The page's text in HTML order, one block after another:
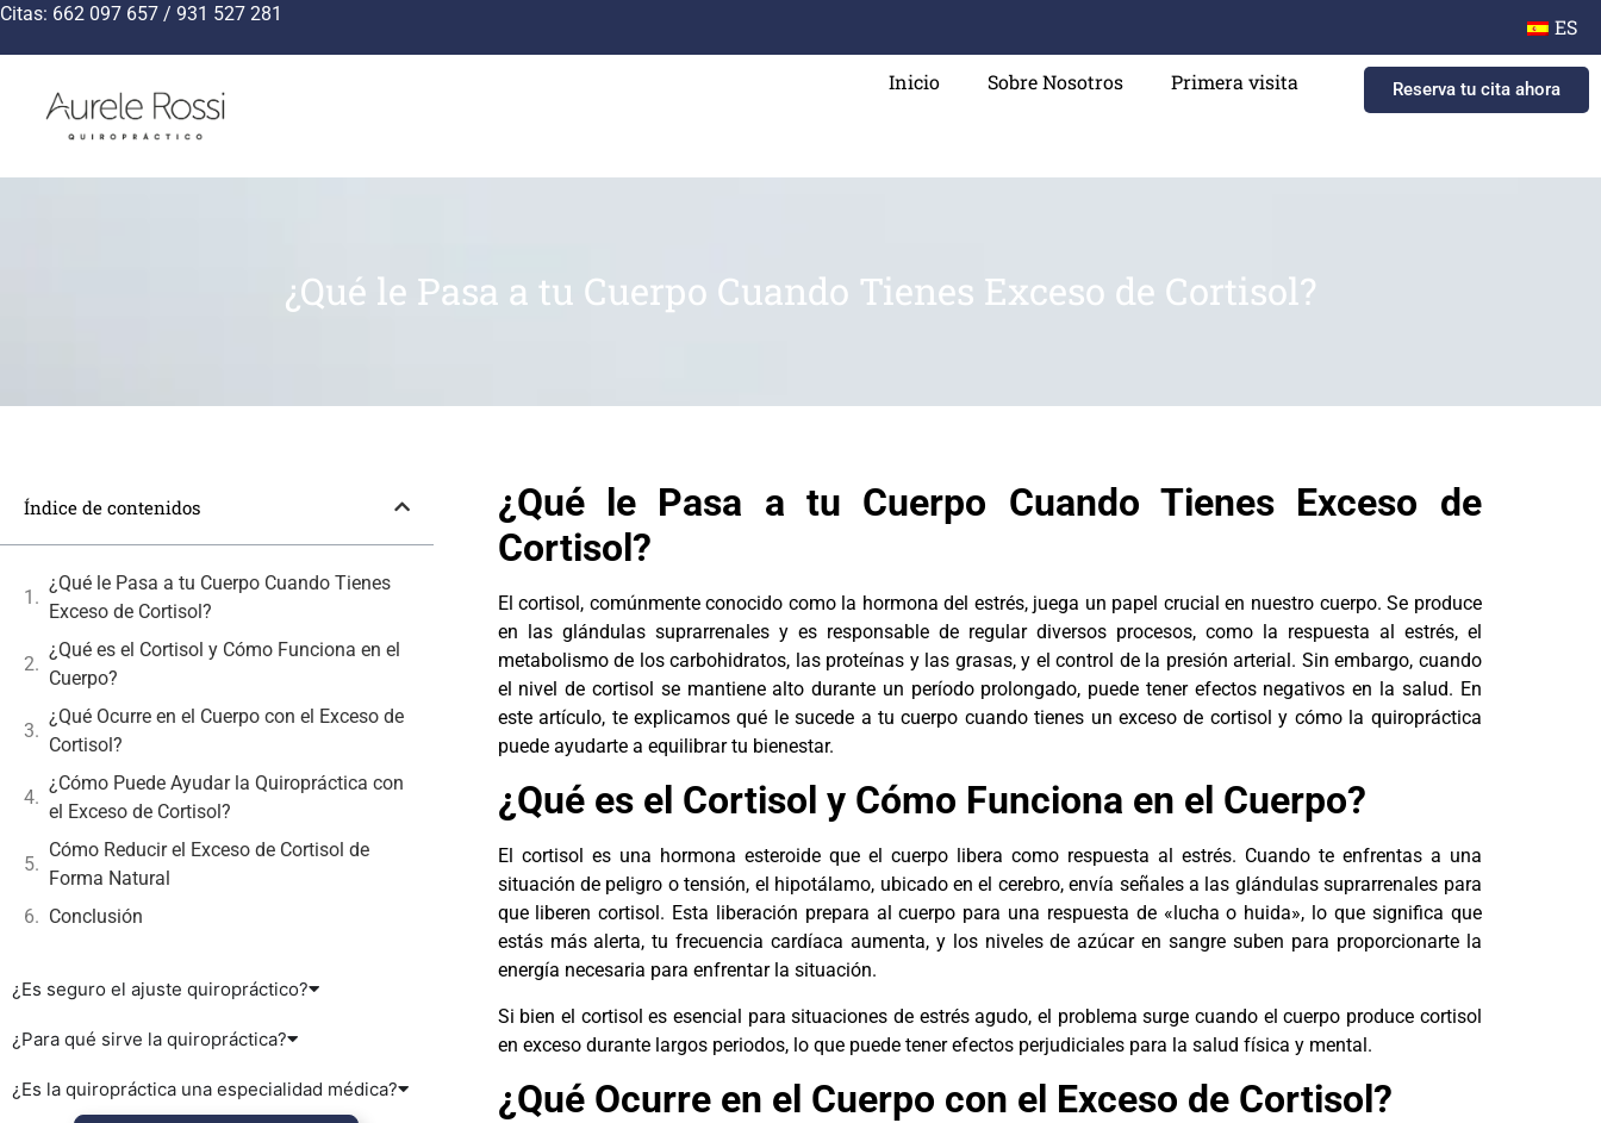
Citas: 662 097 657 / 931 527 281
ES
Inicio Sobre Nosotros Primera visita Reserva tu cita ahora
¿Qué le Pasa a tu Cuerpo Cuando Tienes Exceso de Cortisol?
Índice de contenidos
¿Qué le Pasa a tu Cuerpo Cuando Tienes
Exceso de Cortisol?
¿Qué es el Cortisol y Cómo Funciona en el
Cuerpo?
¿Qué Ocurre en el Cuerpo con el Exceso de
Cortisol?
¿Cómo Puede Ayudar la Quiropráctica con
el Exceso de Cortisol?
Cómo Reducir el Exceso de Cortisol de
Forma Natural
Conclusión
¿Es seguro el ajuste quiropráctico?
¿Para qué sirve la quiropráctica?
¿Es la quiropráctica una especialidad médica?
¿Qué le Pasa a tu Cuerpo Cuando Tienes Exceso de
Cortisol?
El cortisol, comúnmente conocido como la hormona del estrés, juega un papel crucial en nuestro cuerpo. Se produce
en las glándulas suprarrenales y es responsable de regular diversos procesos, como la respuesta al estrés, el
metabolismo de los carbohidratos, las proteínas y las grasas, y el control de la presión arterial. Sin embargo, cuando
el nivel de cortisol se mantiene alto durante un período prolongado, puede tener efectos negativos en la salud. En
este artículo, te explicamos qué le sucede a tu cuerpo cuando tienes un exceso de cortisol y cómo la quiropráctica
puede ayudarte a equilibrar tu bienestar.
¿Qué es el Cortisol y Cómo Funciona en el Cuerpo?
El cortisol es una hormona esteroide que el cuerpo libera como respuesta al estrés. Cuando te enfrentas a una
situación de peligro o tensión, el hipotálamo, ubicado en el cerebro, envía señales a las glándulas suprarrenales para
que liberen cortisol. Esta liberación prepara al cuerpo para una respuesta de «lucha o huida», lo que significa que
estás más alerta, tu frecuencia cardíaca aumenta, y los niveles de azúcar en sangre suben para proporcionarte la
energía necesaria para enfrentar la situación.
Si bien el cortisol es esencial para situaciones de estrés agudo, el problema surge cuando el cuerpo produce cortisol
en exceso durante largos periodos, lo que puede tener efectos perjudiciales para la salud física y mental.
¿Qué Ocurre en el Cuerpo con el Exceso de Cortisol?